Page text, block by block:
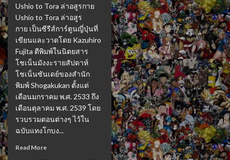
Ushio to Tora ล่าอสูรกาย
Ushio to Tora ล่าอสูร
กาย เป็นซีรีส์การ์ตูนญี่ปุ่นที่
เขียนและวาดโดย Kazuhiro
Fujita ตีพิมพ์ในนิตยสาร
โชเน็นมังงะรายสัปดาห์
โชเน็นซันเดย์ของสำนัก
พิมพ์ Shogakukan ตั้งแต่
เดือนมกราคม พ.ศ. 2533 ถึง
เดือนตุลาคม พ.ศ. 2539 โดย
รวบรวมตอนต่างๆ ไว้ใน
ฉบับแทงโกบง...
Read More